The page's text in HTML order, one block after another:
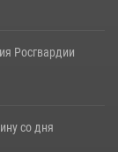
Росгвардии
со дня